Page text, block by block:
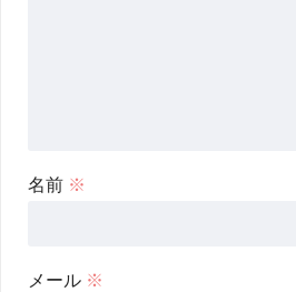
名前 ※
メール ※